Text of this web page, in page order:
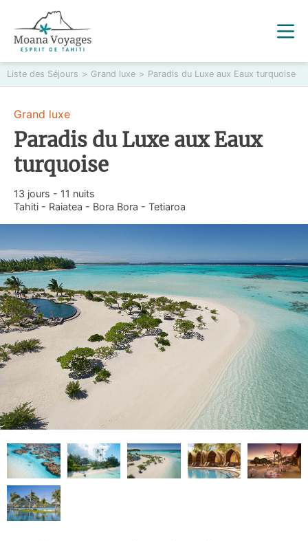
Liste des Séjours > Grand luxe > Paradis du Luxe aux Eaux turquoise
Grand luxe
Paradis du Luxe aux Eaux
turquoise
13 jours - 11 nuits
Tahiti - Raiatea - Bora Bora - Tetiaroa